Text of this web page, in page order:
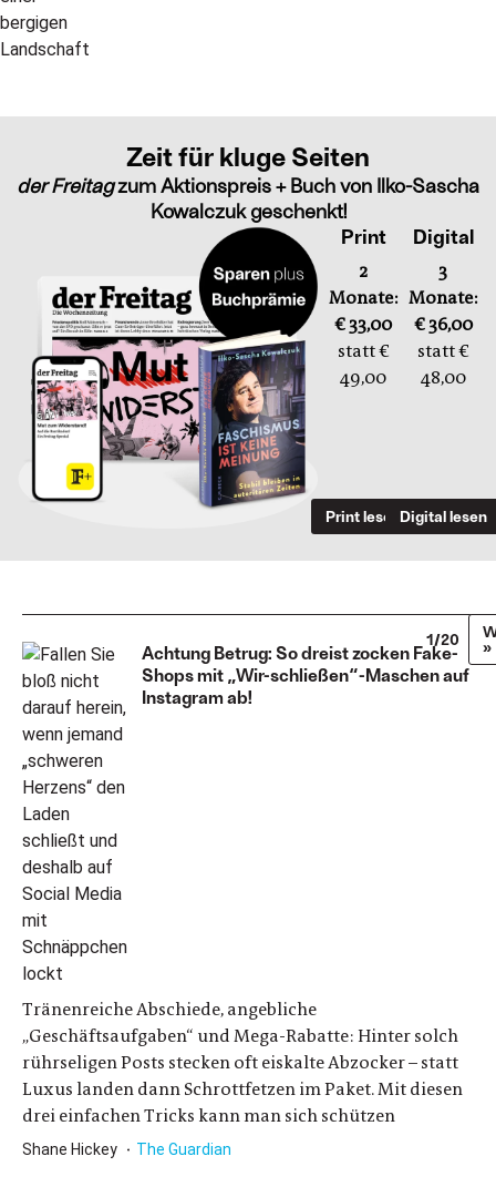
Zeit für kluge Seiten
der Freitagzum Aktionspreis + Buch von Ilko-Sascha
Kowalczuk geschenkt!
Print
2
Monate:
€ 33,00
statt €
49,00
Print lesen
Digital
3
Monate:
€ 36,00
statt €
48,00
Digital lesen
Achtung Betrug: So dreist zocken Fake-
Shops mit „Wir-schließen“-Maschen auf
Instagram ab!
Tränenreiche Abschiede, angebliche
„Geschäftsaufgaben“ und Mega-Rabatte: Hinter solch
rührseligen Posts stecken oft eiskalte Abzocker – statt
Luxus landen dann Schrottfetzen im Paket. Mit diesen
drei einfachen Tricks kann man sich schützen
Shane Hickey The Guardian
1/20
»